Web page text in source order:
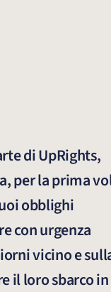
di UpRights,
per la prima
obblighi
con urgenza
vicino e
il loro sbarco